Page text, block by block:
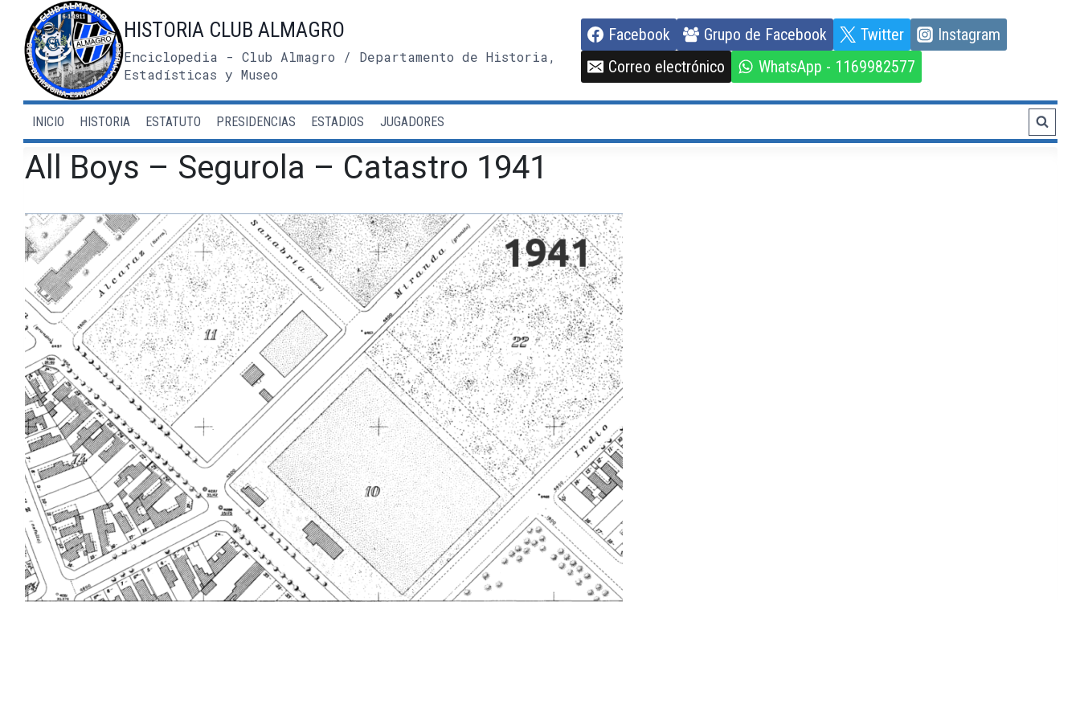
contenido
HISTORIA CLUB ALMAGRO
Enciclopedia - Club Almagro / Departamento de Historia,
Estadísticas y Museo
Facebook Grupo de Facebook Twitter
Instagram
Correo electrónico
WhatsApp - 1169982577
INICIO HISTORIA ESTATUTO PRESIDENCIAS ESTADIOS JUGADORES
All Boys – Segurola – Catastro 1941